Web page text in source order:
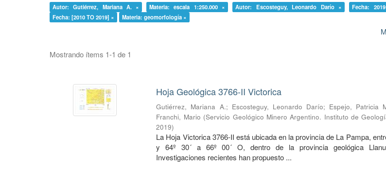
Autor: Gutiérrez, Mariana A. × Materia: escala 1:250.000 × Autor: Escosteguy, Leonardo Darío × Fecha:
Fecha: [2010 TO 2019] ×
Materia: geomorfología ×
Mostrando ítems 1-1 de 1
Hoja Geológica 3766-II Victorica
Gutiérrez, Mariana A.; Escosteguy, Leonardo Darío; Espejo, Patricia
Franchi, Mario (Servicio Geológico Minero Argentino. Instituto de
2019)
La Hoja Victorica 3766-II está ubicada en la provincia de La Pampa,
y 64º 30´ a 66º 00´ O, dentro de la provincia geológica
Investigaciones recientes han propuesto ...